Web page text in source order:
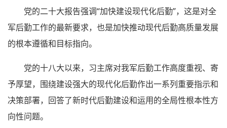
党的二十大报告强调“加快建设现代化后勤”，这是对全
军后勤工作的最新要求，也是加快推动现代后勤高质量发展
的根本遵循和目标指向。
党的十八大以来，习主席对我军后勤工作高度重视、寄
予厚望，围绕建设强大的现代化后勤作出一系列重要指示和
决策部署，回答了新时代后勤建设和运用的全局性根本性方
向性问题。